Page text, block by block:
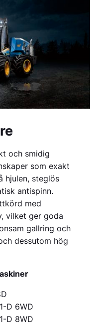
och smidig
som exakt
hjulen, steglös
antispinn.
med
vilket ger goda
gallring och
dessutom hög
D 6WD
D 8WD